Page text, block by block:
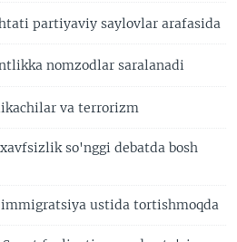
partiyaviy saylovlar arafasida
nomzodlar saralanadi
va terrorizm
so'nggi debatda bosh
ustida tortishmoqda